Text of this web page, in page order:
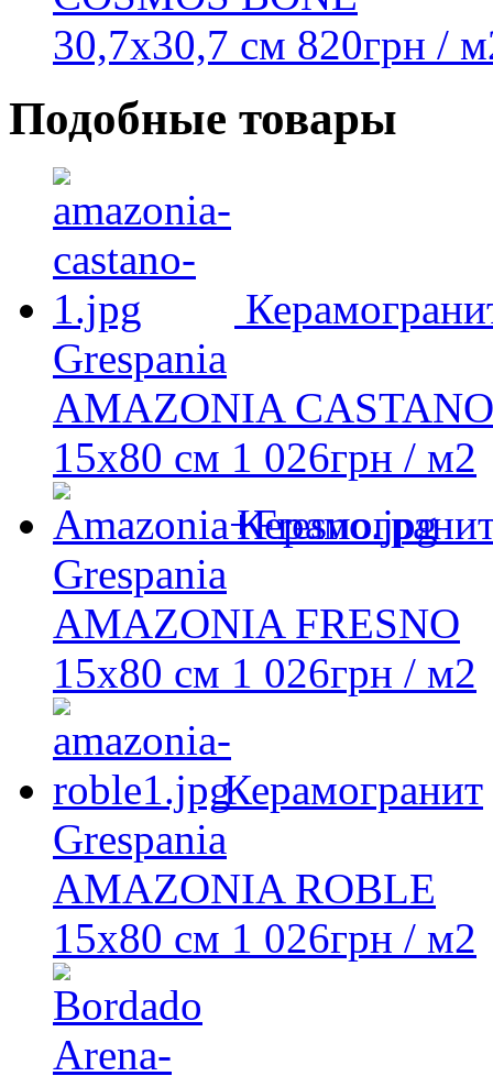
30,7x30,7 см 820грн /
Подобные товары
Grespania
AMAZONIA CASTANO
15x80 см 1 026грн / м2
Grespania
AMAZONIA FRESNO
15x80 см 1 026грн / м2
Керамогранит
Grespania
AMAZONIA ROBLE
15x80 см 1 026грн / м2